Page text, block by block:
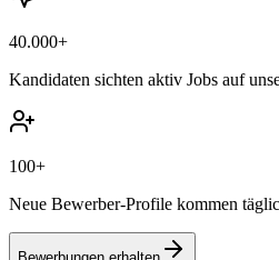
40.000+
Kandidaten sichten aktiv Jobs auf
100+
Neue Bewerber-Profile kommen